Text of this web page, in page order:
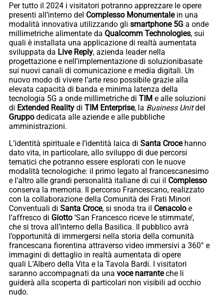
Per tutto il 2024 i visitatori potranno apprezzare le opere
presenti all’interno del Complesso Monumentalein una
modalità innovativa utilizzando gli smartphone 5G a onde
millimetriche alimentate da Qualcomm Technologies, sui
quali è installata una applicazione di realtà aumentata
sviluppata da Live Reply, azienda leader nella
progettazione e nell’implementazione di soluzionibasate
sui nuovi canali di comunicazione e media digitali. Un
nuovo modo di vivere l’arte reso possibile grazie alla
elevata capacità di banda e minima latenza della
tecnologia 5G a onde millimetriche di TIM e alle soluzioni
di Extended Reality di TIM Enterprise, la Business Unitdel
Gruppo dedicata alle aziende e alle pubbliche
amministrazioni.
L’identità spirituale e l’identità laica di Santa Crocehanno
dato vita, in particolare, allo sviluppo di due percorsi
tematici che potranno essere esplorati con le nuove
modalità tecnologiche: il primo legato al francescanesimo
e l’altro alle grandi personalità italiane di cui il Complesso
conserva la memoria. Il percorso Francescano, realizzato
con la collaborazione della Comunità dei Frati Minori
Conventuali di Santa Croce, si snoda tra il Cenacolo e
l’affresco di Giotto ‘San Francesco riceve le stimmate’,
che si trova all’interno della Basilica. Il pubblico avrà
l’opportunità di immergersi nella storia della comunità
francescana fiorentina attraverso video immersivi a 360° e
immagini di dettaglio in realtà aumentata di opere
quali L’Albero della Vita e la Tavola Bardi. I visitatori
saranno accompagnati da una voce narranteche li
guiderà alla scoperta di particolari non visibili ad occhio
nudo.